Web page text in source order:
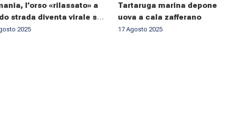
l’orso «rilassato» a
strada diventa virale sui
Ma qualcuno avverte
2025
Tartaruga marina depone
uova a cala zafferano
17 Agosto 2025